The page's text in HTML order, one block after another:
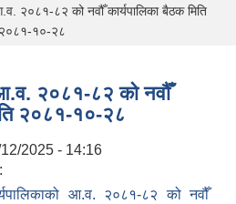
२०८१-८२ को नवौँ कार्यपालिका बैठक मिति
२०८१-१०-२८
आ.व. २०८१-८२ को नवौँ
२०८१-१०-२८
2025 - 14:16
आ.व. २०८१-८२ को नवौँ